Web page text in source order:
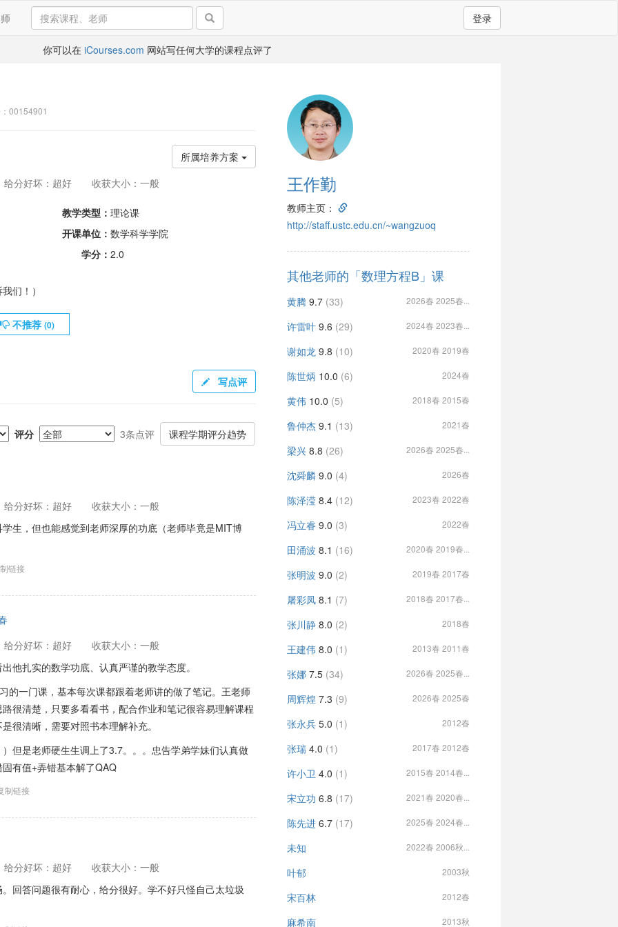
登录
你可以在 iCourses.com 网站写任何大学的课程点评了
00154901
所属培养方案
给分好坏：超好
收获大小：一般
教学类型： 理论课
开课单位： 数学科学学院
学分： 2.0
们！）
不推荐 (0)
写点评
评分 3条点评 课程学期评分趋势
给分好坏：超好
收获大小：一般
生，但也能感觉到老师深厚的功底（老师毕竟是MIT博
链接
给分好坏：超好
收获大小：一般
他扎实的数学功底、认真严谨的教学态度。
的一门课，基本每次课都跟着老师讲的做了笔记。王老师
很清楚，只要多看看书，配合作业和笔记很容易理解课程
很清晰，需要对照书本理解补充。
但是老师硬生生调上了3.7。。。忠告学弟学妹们认真做
有值+弄错基本解了QAQ
制链接
给分好坏：超好
收获大小：一般
回答问题很有耐心，给分很好。学不好只怪自己太垃圾
王作勤
教师主页：
http://staff.ustc.edu.cn/~wangzuoq
其他老师的「数理方程B」课
黄腾 9.7 (33) 2026春 2025春...
许雷叶 9.6 (29) 2024春 2023春...
谢如龙 9.8 (10) 2020春 2019春
陈世炳 10.0 (6) 2024春
黄伟 10.0 (5) 2018春 2015春
鲁仲杰 9.1 (13) 2021春
梁兴 8.8 (26) 2026春 2025春...
沈舜麟 9.0 (4) 2026春
陈泽滢 8.4 (12) 2023春 2022春
冯立睿 9.0 (3) 2022春
田涌波 8.1 (16) 2020春 2019春...
张明波 9.0 (2) 2019春 2017春
屠彩凤 8.1 (7) 2018春 2017春...
张川静 8.0 (2) 2018春
王建伟 8.0 (1) 2013春 2011春
张娜 7.5 (34) 2026春 2025春...
周辉煌 7.3 (9) 2026春 2025春
张永兵 5.0 (1) 2012春
张瑞 4.0 (1) 2017春 2012春
许小卫 4.0 (1) 2015春 2014春...
宋立功 6.8 (17) 2021春 2020春...
陈先进 6.7 (17) 2025春 2024春...
未知 2022春 2006秋...
叶郁 2003秋
宋百林 2012春
麻希南 2013秋